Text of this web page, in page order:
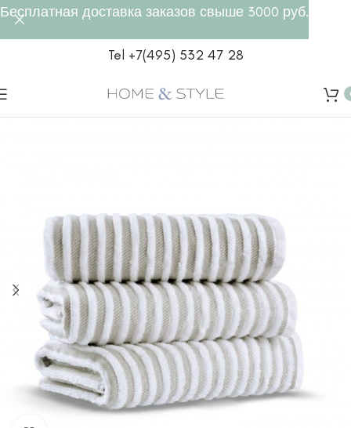
Tel +7(495) 532 47 28
Бесплатная доставка заказов свыше 3000 руб.